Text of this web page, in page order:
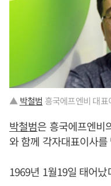
▲ 박철범 흥국에프엔비 대표
박철범은 흥국에프엔비
와 함께 각자대표이사를
1969년 1월19일 태어났